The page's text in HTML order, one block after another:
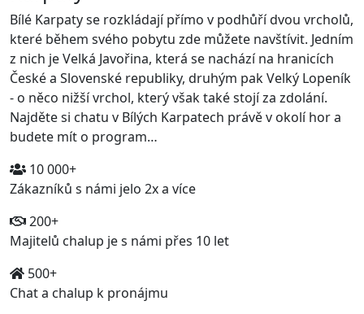
Bílé Karpaty se rozkládají přímo v podhůří dvou vrcholů,
které během svého pobytu zde můžete navštívit. Jedním
z nich je Velká Javořina, která se nachází na hranicích
České a Slovenské republiky, druhým pak Velký Lopeník
- o něco nižší vrchol, který však také stojí za zdolání.
Najděte si chatu v Bílých Karpatech právě v okolí hor a
budete mít o program…
10 000+
Zákazníků s námi jelo 2x a více
200+
Majitelů chalup je s námi přes 10 let
500+
Chat a chalup k pronájmu